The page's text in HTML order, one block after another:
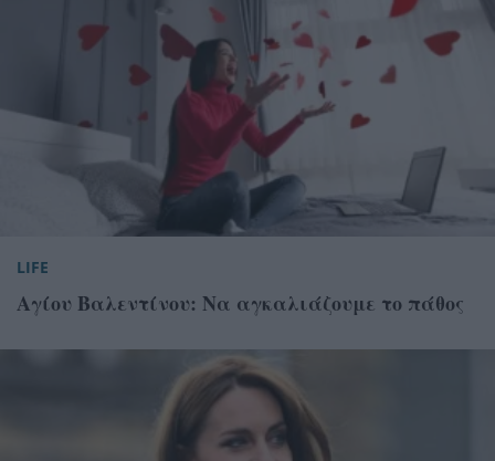
LIFE
Αγίου Βαλεντίνου: Να αγκαλιάζουμε το πάθος